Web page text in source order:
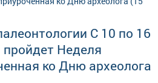
С 10 по 16
пройдет Неделя
ко Дню археолога